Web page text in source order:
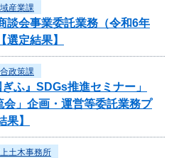
産業課
談会事業委託業務（令和6年
選定結果】
政策課
ふ』SDGs推進セミナー」
」企画・運営等委託業務プ
果】
土木事務所